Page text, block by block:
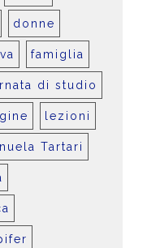
donne
famiglia
di studio
lezioni
Tartari